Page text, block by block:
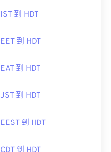
IST 到 HDT
EET 到 HDT
EAT 到 HDT
JST 到 HDT
EEST 到 HDT
CDT 到 HDT